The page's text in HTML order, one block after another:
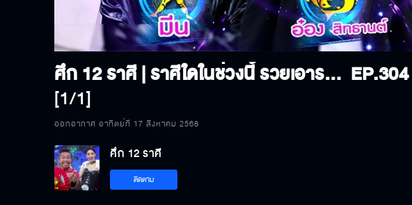
ศึก 12 ราศี | ราศีใดในช่วงนี้ รวยเอารวยเอา? | 17-08-68 EP.304
[1/1]
ออกอากาศ อาทิตย์ที่ 17 สิงหาคม 2568
ศึก 12 ราศี
ติดตาม